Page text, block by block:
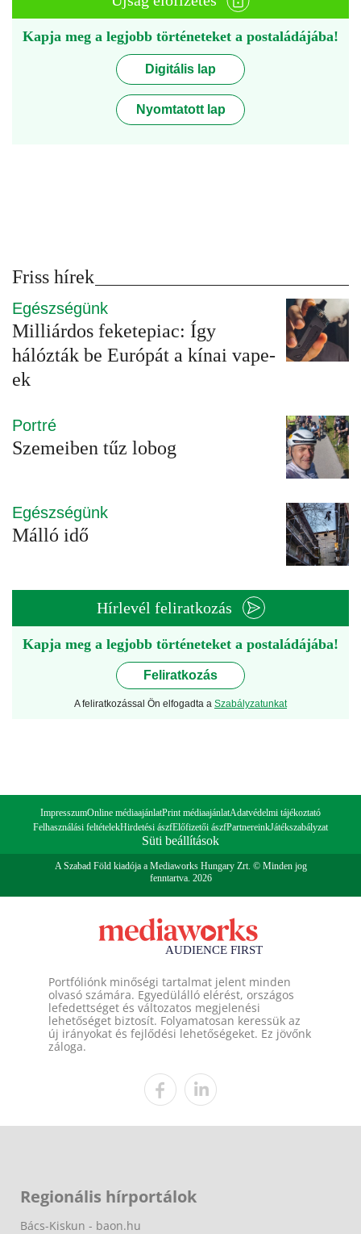
Kapja meg a legjobb történeteket a postaládájába!
Digitális lap
Nyomtatott lap
Friss hírek
Egészségünk
Milliárdos feketepiac: Így
hálózták be Európát a kínai vape-
ek
Portré
Szemeiben tűz lobog
Egészségünk
Málló idő
Hírlevél feliratkozás
Kapja meg a legjobb történeteket a postaládájába!
Feliratkozás
A feliratkozással Ön elfogadta a Szabályzatunkat
ImpresszumOnline médiaajánlatPrint médiaajánlatAdatvédelmi tájékoztató
Felhasználási feltételekHirdetési ászfElőfizetői ászfPartnereinkJátékszabályzat
Süti beállítások
A Szabad Föld kiadója a Mediaworks Hungary Zrt. © Minden jog
fenntartva. 2026
Portfóliónk minőségi tartalmat jelent minden
olvasó számára. Egyedülálló elérést, országos
lefedettséget és változatos megjelenési
lehetőséget biztosít. Folyamatosan keressük az
új irányokat és fejlődési lehetőségeket. Ez jövőnk
záloga.
Regionális hírportálok
Bács-Kiskun - baon.hu